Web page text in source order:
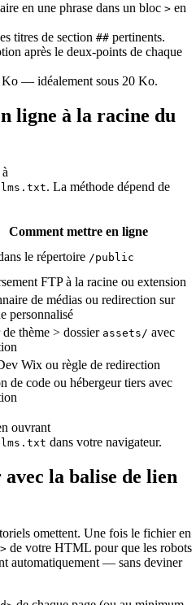
en une phrase dans un bloc > en
titres de section ## pertinents.
après le deux-points de chaque
— idéalement sous 20 Ko.
ligne à la racine du
. La méthode dépend de
Comment mettre en ligne
le répertoire /public
FTP à la racine ou extension
de médias ou redirection sur
personnalisé
thème > dossier assets/ avec
Wix ou règle de redirection
de code ou hébergeur tiers avec
ouvrant
dans votre navigateur.
la balise de lien
omettent. Une fois le fichier en
de votre HTML pour que les robots
automatiquement — sans deviner